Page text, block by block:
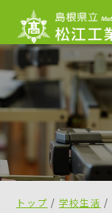
このページの本文へ
現
トップ / 学校生活 /